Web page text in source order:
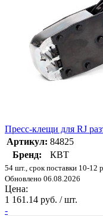
Пресс-клещи для RJ
Артикул: 84825
Бренд:
КВТ
54 шт., срок поставки 10-12
Обновлено 06.08.2026
Цена:
1 161.14 руб. / шт.
-